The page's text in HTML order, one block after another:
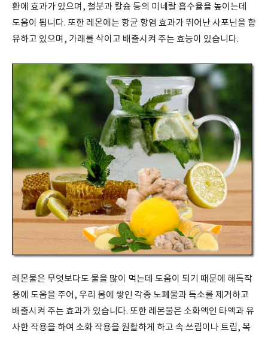
환에 효과가 있으며 , 철분과 칼슘 등의 미네랄 흡수율을 높이는데
도움이 됩니다. 또한 레몬에는 항균 항염 효과가 뛰어난 사포닌을 함
유하고 있으며 , 가래를 삭이고 배출시켜 주는 효능이 있습니다.
레몬물은 무엇보다도 물을 많이 먹는데 도움이 되기 때문에 해독작
용에 도움을 주어 , 우리 몸에 쌓인 각종 노폐물과 독소를 제거하고
배출시켜 주는 효과가 있습니다. 또한 레몬물은 소화액인 타액과 유
사한 작용을 하여 소화 작용을 원활하게 하고 속 쓰림이나 트림, 복